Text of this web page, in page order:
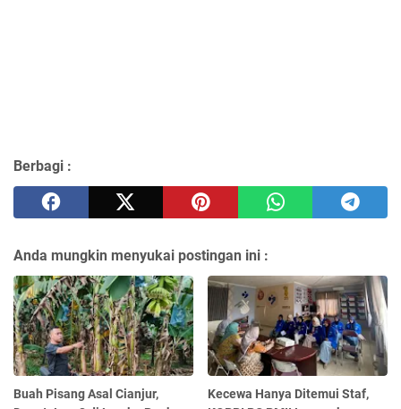
Berbagi :
Anda mungkin menyukai postingan ini :
Buah Pisang Asal Cianjur,
Kecewa Hanya Ditemui Staf,